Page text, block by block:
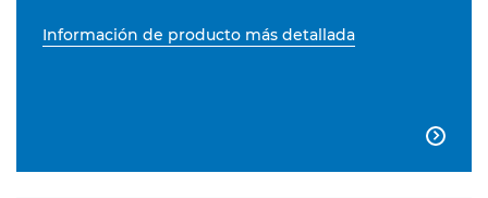
Información de producto más detallada
